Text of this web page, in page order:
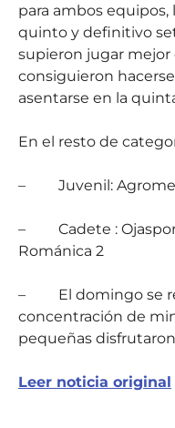
para ambos
quinto y definitivo
supieron jugar
consiguieron
asentarse en la
En el resto de
– Juvenil:
–
Cadete :
Románica 2
–
El domingo se
concentración de
pequeñas
Leer noticia original